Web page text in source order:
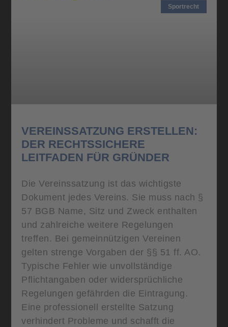
Sportrecht
VEREINSSATZUNG ERSTELLEN:
DER RECHTSSICHERE
LEITFADEN FÜR GRÜNDER
Die Vereinssatzung ist das wichtigste
Dokument jedes Vereins. Sie muss nach §
57 BGB Name, Sitz und Zweck enthalten
und zahlreiche weitere Regelungen
treffen. Bei gemeinnützigen Vereinen
gelten strenge Vorgaben der §§ 51 ff. AO.
Typische Fehler wie unvollständige
Pflichtangaben oder widersprüchliche
Regelungen gefährden die Eintragung.
Eine professionell erstellte Satzung
verhindert Probleme und schafft die